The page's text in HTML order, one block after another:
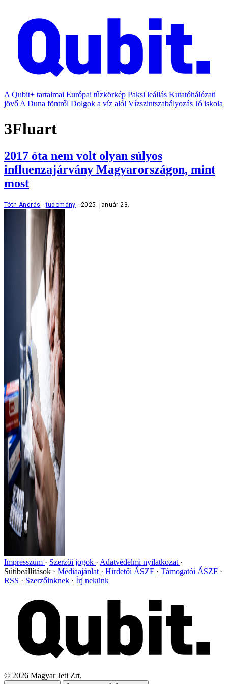
A Qubit+ tartalmai Európai tűzkörkép Paksi leállás Kutatóhálózati
jövő A Duna föntről Dolgok a víz alól Vízszintszabályozás Jó iskola
3Fluart
2017 óta nem volt olyan súlyos
influenzajárvány Magyarországon, mint
most
Tóth András tudomány 2025. január 23.
Impresszum Szerzői jogok
Adatvédelmi nyilatkozat
Sütibeállítások
Médiaajánlat Hirdetői ÁSZF
Támogatói ÁSZF
RSS
Szerzőinknek Írj nekünk
© 2026 Magyar Jeti Zrt.